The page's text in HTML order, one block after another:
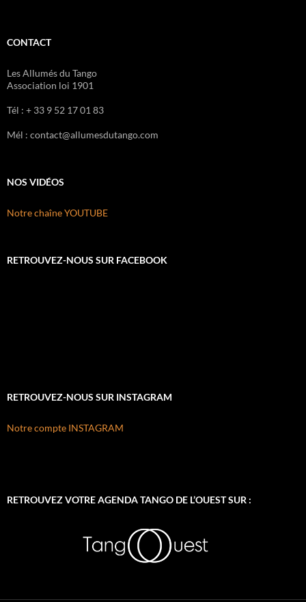
CONTACT
Les Allumés du Tango
Association loi 1901
Tél : + 33 9 52 17 01 83
Mél : contact@allumesdutango.com
NOS VIDÉOS
Notre chaîne YOUTUBE
RETROUVEZ-NOUS SUR FACEBOOK
RETROUVEZ-NOUS SUR INSTAGRAM
Notre compte INSTAGRAM
RETROUVEZ VOTRE AGENDA TANGO DE L’OUEST SUR :